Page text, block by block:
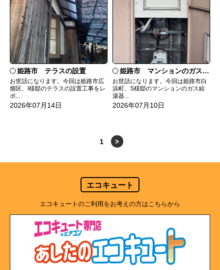
姫路市 テラスの設置
お世話になります。今回は姫路市広
畑区、I様邸のテラスの設置工事をレ
ポ...
2026年07月14日
姫路市 マンションのガス給湯器の交換
お世話になります。今回は姫路市白
浜町、S様邸のマンションのガス給
湯器...
2026年07月10日
1 >
エコキュート
エコキュートのご利用をお考えの方はこちらから